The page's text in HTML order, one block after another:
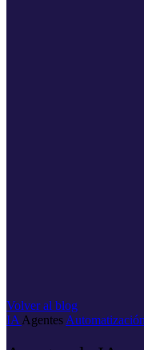
Volver al blog
IA Agentes Automatización